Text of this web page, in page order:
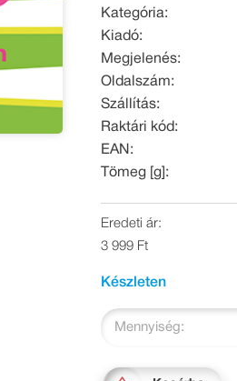
Kategória:
Kiadó:
Megjelenés:
Oldalszám:
Szállítás:
Raktári kód:
EAN:
Tömeg [g]:
Eredeti ár:
3 999 Ft
Készleten
Mennyiség: